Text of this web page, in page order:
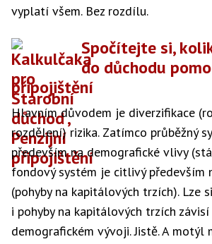
vyplatí všem. Bez rozdílu.
Spočítejte si,
do důchodu
připojištění
Hlavním důvodem je diverzifikace
rozdělení) rizika. Zatímco průběžný
především na demografické vlivy
fondový systém je citlivý především
(pohyby na kapitálových trzích). Lze
i pohyby na kapitálových trzích závisí
demografickém vývoji. Jistě. A motýl